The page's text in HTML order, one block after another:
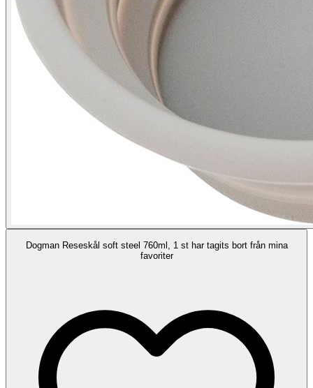
Dogman Reseskål soft steel 760ml, 1 st har tagits bort från mina
favoriter